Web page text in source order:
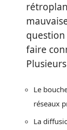
faire
Le
réseaux
La